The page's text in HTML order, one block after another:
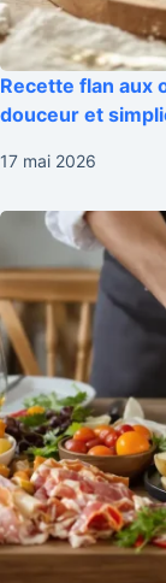
Recette flan aux
douceur et
17 mai 2026